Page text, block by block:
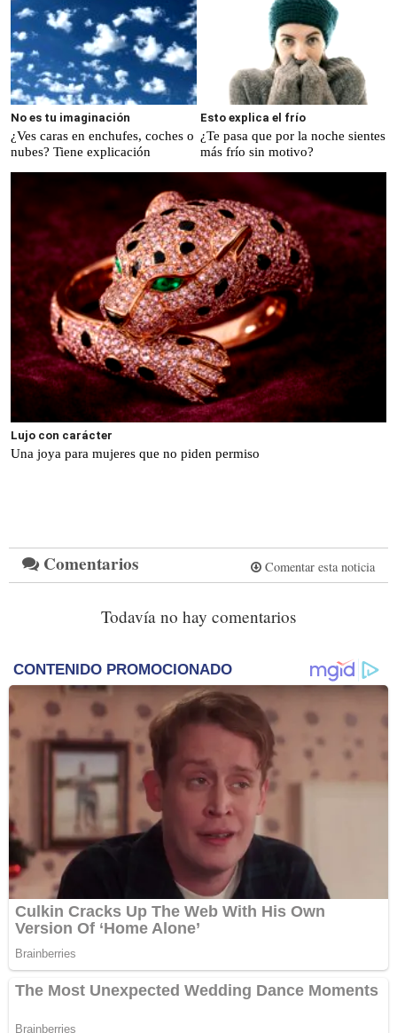
No es tu imaginación
¿Ves caras en enchufes, coches o
nubes? Tiene explicación
Esto explica el frío
¿Te pasa que por la noche sientes
más frío sin motivo?
Lujo con carácter
Una joya para mujeres que no piden permiso
Comentarios Comentar esta noticia
Todavía no hay comentarios